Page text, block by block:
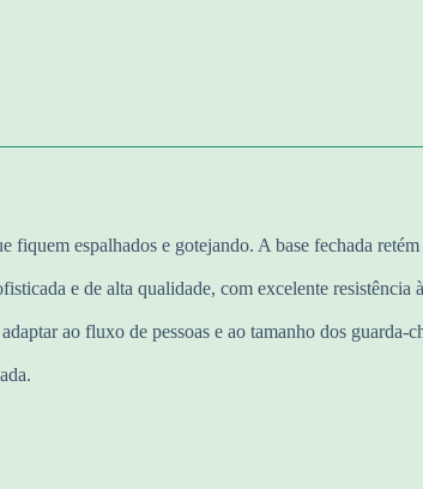
espalhados e gotejando. A base fechada
e de alta qualidade, com excelente resistência
ao fluxo de pessoas e ao tamanho dos guarda-